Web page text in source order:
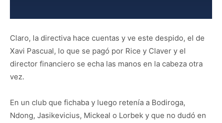
Claro, la directiva hace cuentas y ve este despido, el de
Xavi Pascual, lo que se pagó por Rice y Claver y el
director financiero se echa las manos en la cabeza otra
vez.
En un club que fichaba y luego retenía a Bodiroga,
Ndong, Jasikevicius, Mickeal o Lorbek y que no dudó en